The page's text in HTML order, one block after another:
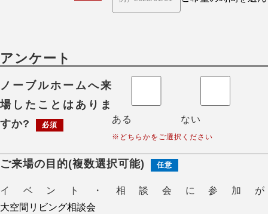
アンケート
ノーブルホームへ来
場したことはありま
すか?
必須
ある ない
※どちらかをご選択ください
ご来場の目的(複数選択可能) 任意
イベント・相談会に参加